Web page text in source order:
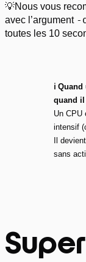
💡Nous vous
avec l’argument -
toutes les 10
ℹ️
quand il
Un CPU
intensif
Il
sans